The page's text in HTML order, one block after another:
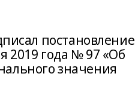
постановление
2019 года № 97 «Об
значения